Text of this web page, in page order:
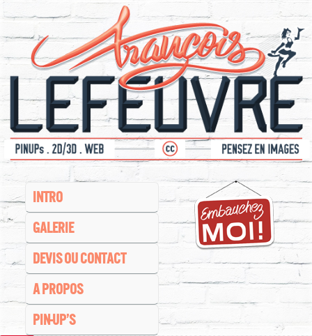
INTRO
GALERIE
DEVIS OU CONTACT
A PROPOS
PIN-UP’S